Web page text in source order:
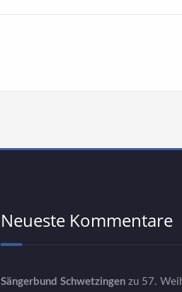
Neueste Kommentare
Sängerbund Schwetzingen zu 57.